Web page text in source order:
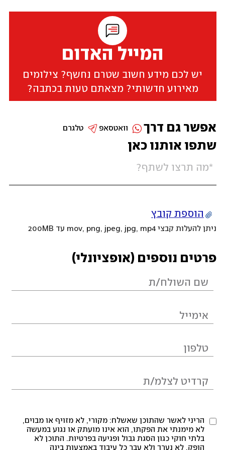
המייל האדום
יש לכם מידע חשוב שטרם נחשף? צילומים
מאירוע חדשותי? מצאתם טעות בכתבה?
שתפו אותנו כאן
הוספת קובץ
ניתן להעלות קבצי mov, png, jpeg, jpg, mp4 עד 200MB
פרטים נוספים (אופציונלי)
הריני לאשר שהתוכן שאשלח: מקורי, לא מזויף או מבוים,
לא מימנתי את הפקתו, הוא אינו מועתק או נגוע במעשה
בלתי חוקי כגון הסגת גבול ופגיעה בפרטיות. התוכן לא
הופק, לא נערך ולא עבר כל עיבוד באמצעות בינה
אפשר גם דרך טלגרם וואטסאפ